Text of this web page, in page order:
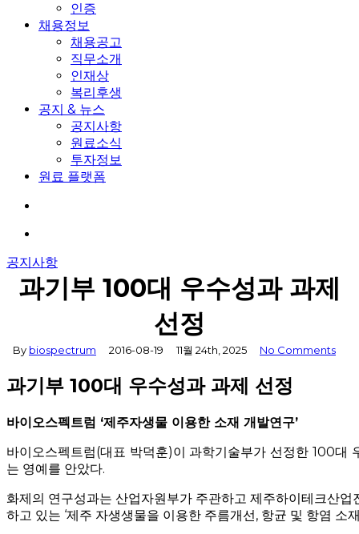
인증
채용정보
채용공고
직무소개
인재상
복리후생
공지 & 뉴스
공지사항
원료소식
투자정보
원료 플랫폼
공지사항
과기부 100대 우수성과 과제
선정
By biospectrum 2016-08-19 11월 24th, 2025 No Comments
과기부 100대 우수성과 과제 선정
바이오스펙트럼 ‘제주자생물 이용한 소재 개발연구’
바이오스펙트럼(대표 박덕훈)이 과학기술부가 선정한 100대
는 영예를 안았다.
화제의 연구성과는 산업자원부가 주관하고 제주하이테크산업
하고 있는 ‘제주 자생생물을 이용한 주름개선, 항균 및 항염 소